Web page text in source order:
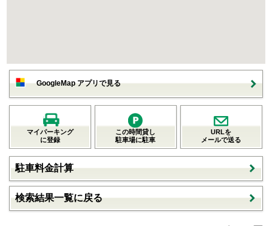
GoogleMap アプリで見る
マイパーキング
に登録
この時間貸し
駐車場に駐車
URLを
メールで送る
駐車料金計算
検索結果一覧に戻る